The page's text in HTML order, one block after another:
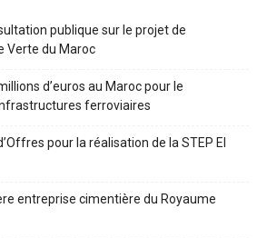
publique sur le projet de
Verte du Maroc
d’euros au Maroc pour le
ferroviaires
pour la réalisation de la STEP El
entreprise cimentière du Royaume